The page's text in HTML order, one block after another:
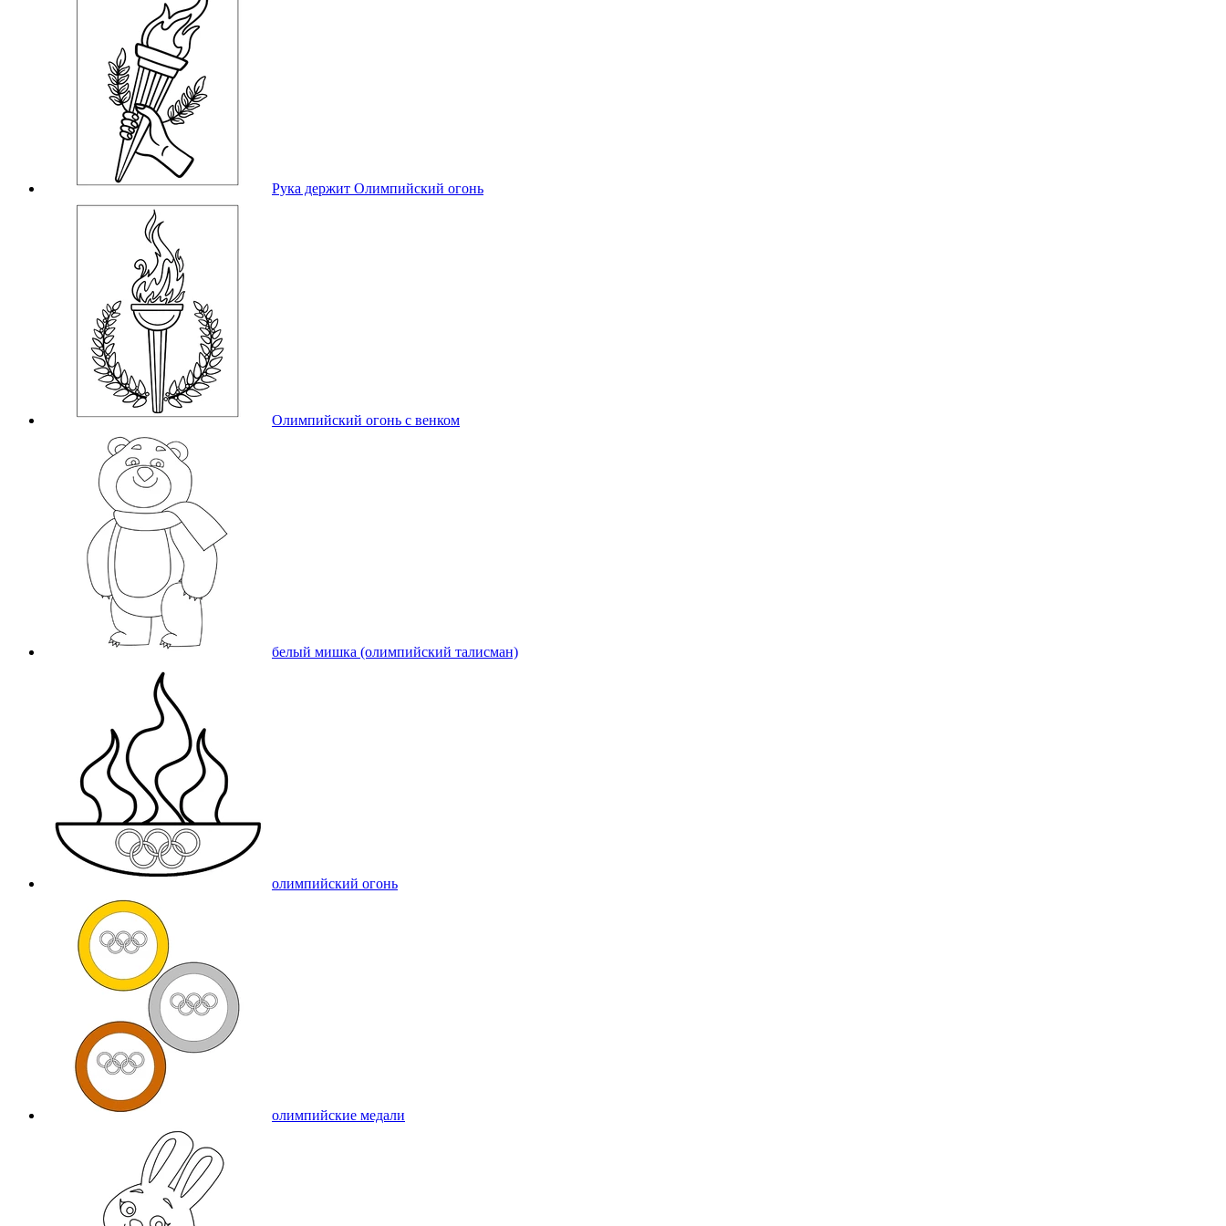
Рука держит Олимпийский огонь
Олимпийский огонь с венком
белый мишка (олимпийский талисман)
олимпийский огонь
олимпийские медали